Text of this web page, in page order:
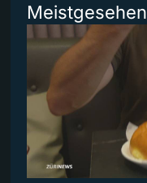
Meistgesehen